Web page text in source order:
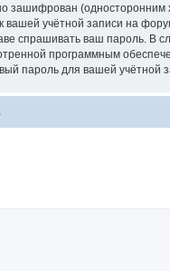
зашифрован (односторонним
вашей учётной записи на
спрашивать ваш пароль. В
программным
пароль для вашей учётной